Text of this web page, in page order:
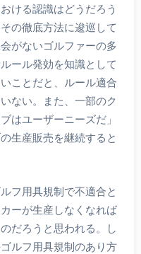
ける認識はどうだろう
の徹底方法に逡巡して
がないゴルファーの多
ール発効を知識として
ことだと、ルール適合
ない。また、一部のク
はユーザーニーズだ」
生産販売を継続すると
フ用具規制で不適合と
ーが生産しなくなれば
だろうと思われる。し
ルフ用具規制のあり方